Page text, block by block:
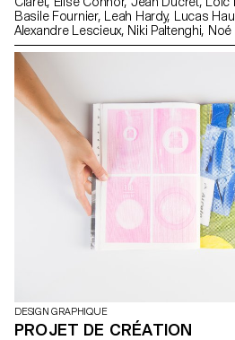
Basile Fournier, Leah Hardy, Lucas Haussener, Bruno Jolliet,
Alexandre Lescieux, Niki Paltenghi, Noé Proton, Aurore Péry, Lou
Rais, Jean
DESIGN GRAPHIQUE
PROJET DE CRÉATION